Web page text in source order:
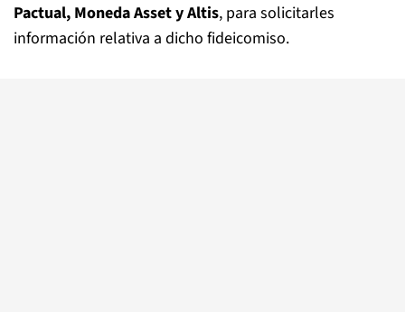
Pactual, Moneda Asset y Altis, para solicitarles
información relativa a dicho fideicomiso.